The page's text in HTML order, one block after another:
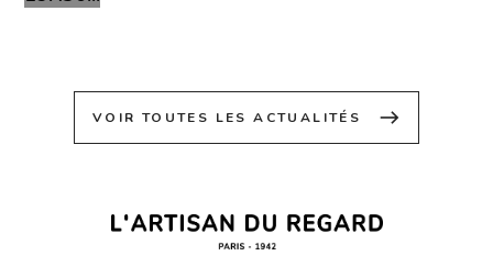
VOIR TOUTES LES ACTUALITÉS east